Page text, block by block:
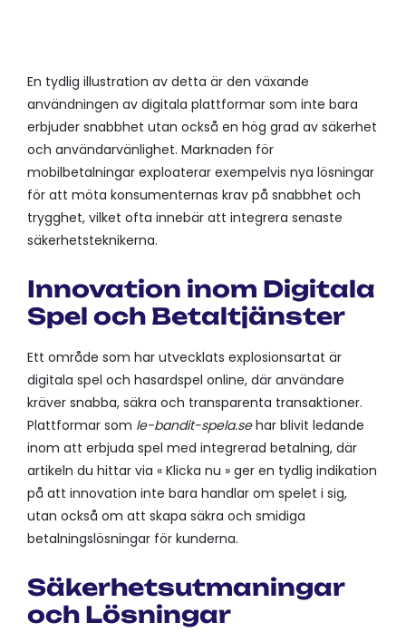
En tydlig illustration av detta är den växande
användningen av digitala plattformar som inte bara
erbjuder snabbhet utan också en hög grad av säkerhet
och användarvänlighet. Marknaden för
mobilbetalningar exploaterar exempelvis nya lösningar
för att möta konsumenternas krav på snabbhet och
trygghet, vilket ofta innebär att integrera senaste
säkerhetsteknikerna.
Innovation inom Digitala
Spel och Betaltjänster
Ett område som har utvecklats explosionsartat är
digitala spel och hasardspel online, där användare
kräver snabba, säkra och transparenta transaktioner.
Plattformar som le-bandit-spela.sehar blivit ledande
inom att erbjuda spel med integrerad betalning, där
artikeln du hittar via « Klicka nu » ger en tydlig indikation
på att innovation inte bara handlar om spelet i sig,
utan också om att skapa säkra och smidiga
betalningslösningar för kunderna.
Säkerhetsutmaningar
och Lösningar